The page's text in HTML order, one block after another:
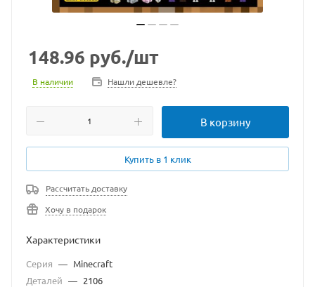
148.96 руб./шт
В наличии Нашли дешевле?
В корзину
Купить в 1 клик
Рассчитать доставку
Хочу в подарок
Характеристики
Серия — Minecraft
Деталей — 2106